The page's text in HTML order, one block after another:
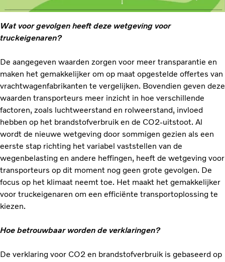
Wat voor gevolgen heeft deze wetgeving voor
truckeigenaren?
De aangegeven waarden zorgen voor meer transparantie en
maken het gemakkelijker om op maat opgestelde offertes van
vrachtwagenfabrikanten te vergelijken. Bovendien geven deze
waarden transporteurs meer inzicht in hoe verschillende
factoren, zoals luchtweerstand en rolweerstand, invloed
hebben op het brandstofverbruik en de CO2-uitstoot. Al
wordt de nieuwe wetgeving door sommigen gezien als een
eerste stap richting het variabel vaststellen van de
wegenbelasting en andere heffingen, heeft de wetgeving voor
transporteurs op dit moment nog geen grote gevolgen. De
focus op het klimaat neemt toe. Het maakt het gemakkelijker
voor truckeigenaren om een efficiënte transportoplossing te
kiezen.
Hoe betrouwbaar worden de verklaringen?
De verklaring voor CO2 en brandstofverbruik is gebaseerd op